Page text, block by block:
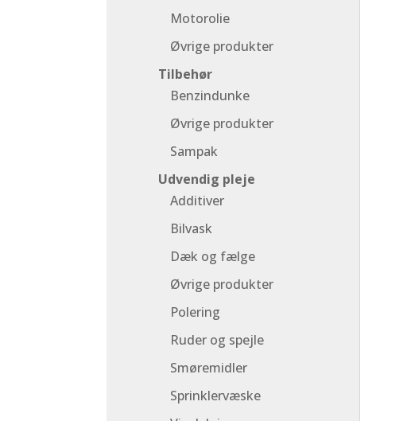
Motorolie
Øvrige produkter
Tilbehør
Benzindunke
Øvrige produkter
Sampak
Udvendig pleje
Additiver
Bilvask
Dæk og fælge
Øvrige produkter
Polering
Ruder og spejle
Smøremidler
Sprinklervæske